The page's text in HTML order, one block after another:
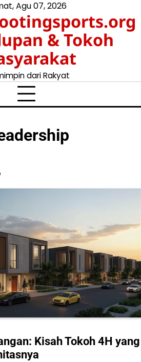
Agu 07, 2026
& Tokoh
dari Rakyat
Kisah Tokoh 4H yang